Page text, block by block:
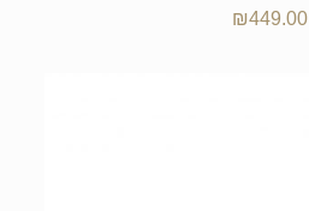
₪449.00